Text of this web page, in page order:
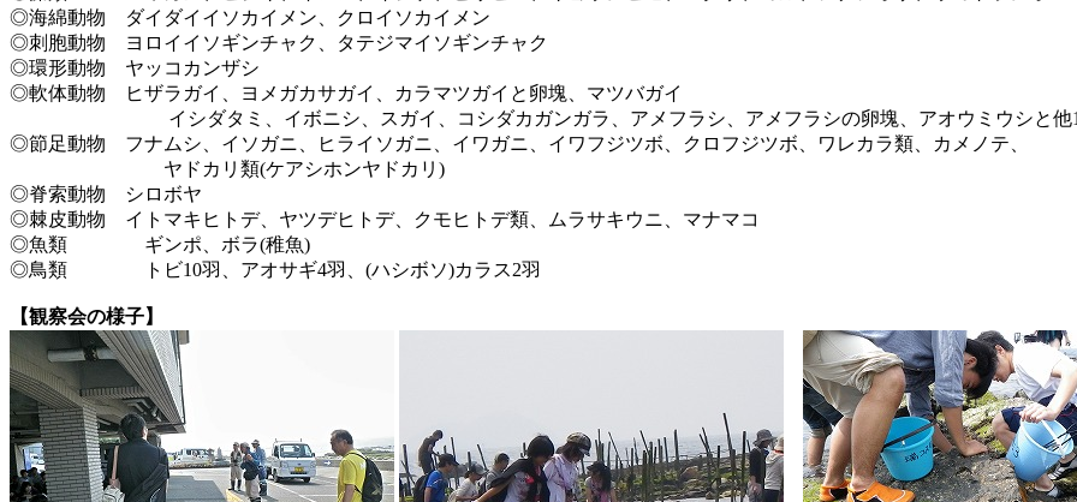
◎海綿動物 ダイダイイソカイメン、クロイソカイメン
◎刺胞動物 ヨロイイソギンチャク、タテジマイソギンチャク
◎環形動物 ヤッコカンザシ
◎軟体動物 ヒザラガイ、ヨメガカサガイ、カラマツガイと卵塊、マツバガイ
イシダタミ、イボニシ、スガイ、コシダカガンガラ、アメフラシ、アメフラシの卵塊、アオウミウシと他1
◎節足動物 フナムシ、イソガニ、ヒライソガニ、イワガニ、イワフジツボ、クロフジツボ、ワレカラ類、カメノテ、
ヤドカリ類(ケアシホンヤドカリ)
◎脊索動物 シロボヤ
◎棘皮動物 イトマキヒトデ、ヤツデヒトデ、クモヒトデ類、ムラサキウニ、マナマコ
◎魚類 ギンポ、ボラ(稚魚)
◎鳥類 トビ10羽、アオサギ4羽、(ハシボソ)カラス2羽
【観察会の様子】